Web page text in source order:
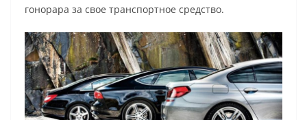
гонорара за свое транспортное средство.